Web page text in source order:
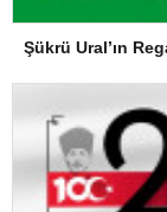
Şükrü Ural’ın